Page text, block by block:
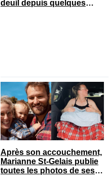
deuil depuis quelques
Après son accouchement,
Marianne St-Gelais publie
toutes les photos de ses